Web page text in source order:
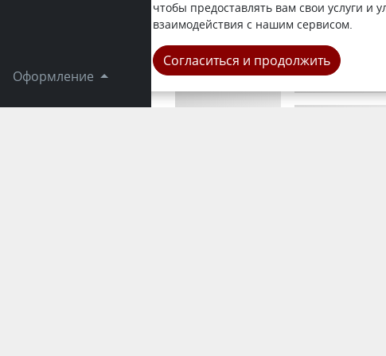
Оформление
пластиковых
news.kz. ЦЭБ
Город
чтобы предоставлять вам свои услуги и
взаимодействия с нашим сервисом.
Согласиться и продолжить